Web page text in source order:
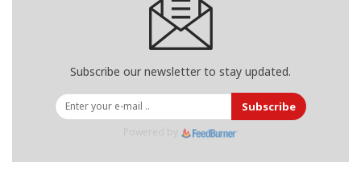
Subscribe our newsletter to stay updated.
Subscribe